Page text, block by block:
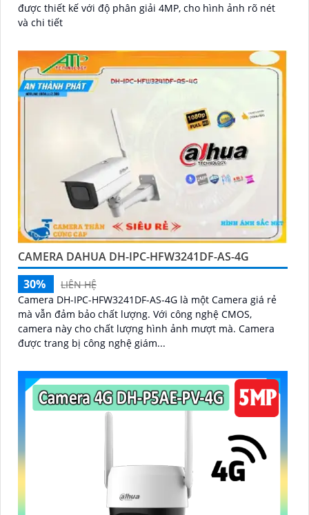
được thiết kế với độ phân giải 4MP, cho hình ảnh rõ nét
và chi tiết
CAMERA DAHUA DH-IPC-HFW3241DF-AS-4G
30%
LIÊN HỆ
Camera DH-IPC-HFW3241DF-AS-4G là một Camera giá rẻ
mà vẫn đảm bảo chất lượng. Với công nghệ CMOS,
camera này cho chất lượng hình ảnh mượt mà. Camera
được trang bị công nghệ giám...